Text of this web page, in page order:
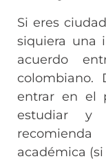
Si eres
siquiera una
acuerdo
colombiano.
entrar en el
estudiar y
académica